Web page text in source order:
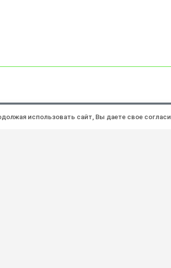
конфиденциальности
использовать сайт, Вы даете свое